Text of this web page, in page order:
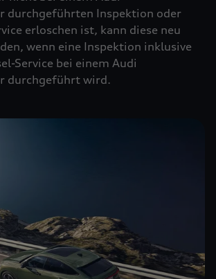
durchgeführten Inspektion oder
erloschen ist, kann diese neu
wenn eine Inspektion inklusive
Service bei einem Audi
durchgeführt wird.